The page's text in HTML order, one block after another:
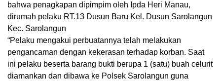
bahwa penagkapan dipimpim oleh Ipda Heri Manau,
dirumah pelaku RT.13 Dusun Baru Kel. Dusun Sarolangun
Kec. Sarolangun
“Pelaku mengakui perbuatannya telah melakukan
pengancaman dengan kekerasan terhadap korban. Saat
ini pelaku beserta barang bukti berupa 1 (satu) buah celurit
diamankan dan dibawa ke Polsek Sarolangun guna